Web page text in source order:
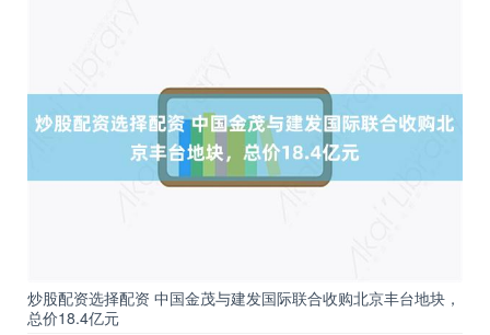
炒股配资选择配资 中国金茂与建发国际联合收购北京丰台地块，
总价18.4亿元